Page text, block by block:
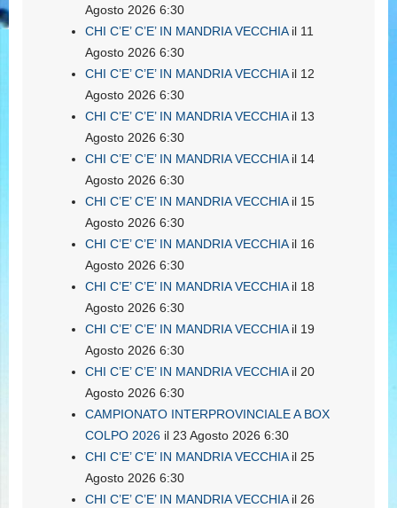
Agosto 2026 6:30
CHI C’E’ C’E’ IN MANDRIA VECCHIAil 11
Agosto 2026 6:30
CHI C’E’ C’E’ IN MANDRIA VECCHIAil 12
Agosto 2026 6:30
CHI C’E’ C’E’ IN MANDRIA VECCHIAil 13
Agosto 2026 6:30
CHI C’E’ C’E’ IN MANDRIA VECCHIAil 14
Agosto 2026 6:30
CHI C’E’ C’E’ IN MANDRIA VECCHIAil 15
Agosto 2026 6:30
CHI C’E’ C’E’ IN MANDRIA VECCHIAil 16
Agosto 2026 6:30
CHI C’E’ C’E’ IN MANDRIA VECCHIAil 18
Agosto 2026 6:30
CHI C’E’ C’E’ IN MANDRIA VECCHIAil 19
Agosto 2026 6:30
CHI C’E’ C’E’ IN MANDRIA VECCHIAil 20
Agosto 2026 6:30
CAMPIONATO INTERPROVINCIALE A BOX
COLPO 2026 il 23 Agosto 2026 6:30
CHI C’E’ C’E’ IN MANDRIA VECCHIAil 25
Agosto 2026 6:30
CHI C’E’ C’E’ IN MANDRIA VECCHIAil 26